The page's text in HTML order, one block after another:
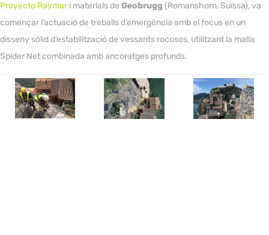
Proyecto Raymari materials de Geobrugg (Romanshorn, Suïssa), va
començar l’actuació de treballs d’emergència amb el focus en un
disseny sòlid d’estabilització de vessants rocosos, utilitzant la malla
Spider Net combinada amb ancoratges profunds.